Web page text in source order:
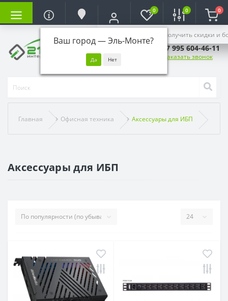
Ваш город —Эль-Монте?
Войдите, чтобы получить скидки и
0 0 0
+7 995 604-46-11
Заказать звонок
Главная Офисная техника Аксессуары для ИБП
Аксессуары для ИБП